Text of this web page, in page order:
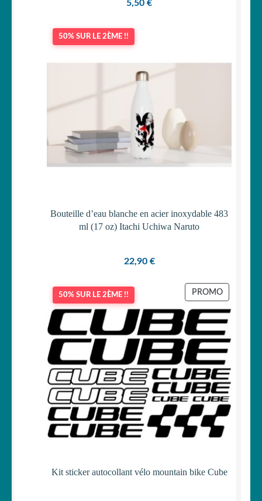
5,50 €
50% SUR LE 2ÈME !!
Bouteille d’eau blanche en acier inoxydable 483
ml (17 oz) Itachi Uchiwa Naruto
22,90 €
50% SUR LE 2ÈME !! PROMOPRODUIT
Kit sticker autocollant vélo mountain bike Cube